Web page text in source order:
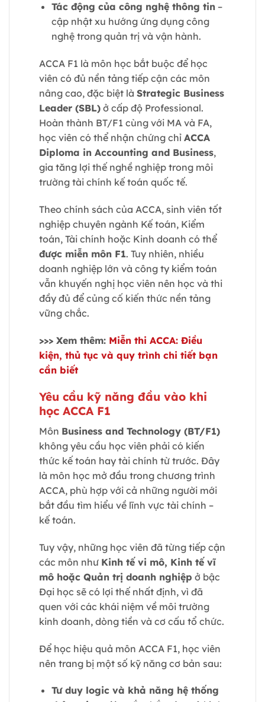
Tác động của công nghệ thông tin–
cập nhật xu hướng ứng dụng công
nghệ trong quản trị và vận hành.
ACCA F1 là môn học bắt buộc để học
viên có đủ nền tảng tiếp cận các môn
nâng cao, đặc biệt là Strategic Business
Leader (SBL) ở cấp độ Professional.
Hoàn thành BT/F1 cùng với MA và FA,
học viên có thể nhận chứng chỉ ACCA
Diploma in Accounting and Business,
gia tăng lợi thế nghề nghiệp trong môi
trường tài chính kế toán quốc tế.
Theo chính sách của ACCA, sinh viên tốt
nghiệp chuyên ngành Kế toán, Kiểm
toán, Tài chính hoặc Kinh doanh có thể
được miễn môn F1. Tuy nhiên, nhiều
doanh nghiệp lớn và công ty kiểm toán
vẫn khuyến nghị học viên nên học và thi
đầy đủ để củng cố kiến thức nền tảng
vững chắc.
>>> Xem thêm: Miễn thi ACCA: Điều
kiện, thủ tục và quy trình chi tiết bạn
cần biết
Yêu cầu kỹ năng đầu vào khi
học ACCA F1
Môn Business and Technology (BT/F1)
không yêu cầu học viên phải có kiến
thức kế toán hay tài chính từ trước. Đây
là môn học mở đầu trong chương trình
ACCA, phù hợp với cả những người mới
bắt đầu tìm hiểu về lĩnh vực tài chính –
kế toán.
Tuy vậy, những học viên đã từng tiếp cận
các môn như Kinh tế vi mô, Kinh tế vĩ
mô hoặc Quản trị doanh nghiệp ở bậc
Đại học sẽ có lợi thế nhất định, vì đã
quen với các khái niệm về môi trường
kinh doanh, dòng tiền và cơ cấu tổ chức.
Để học hiệu quả môn ACCA F1, học viên
nên trang bị một số kỹ năng cơ bản sau:
Tư duy logic và khả năng hệ thống